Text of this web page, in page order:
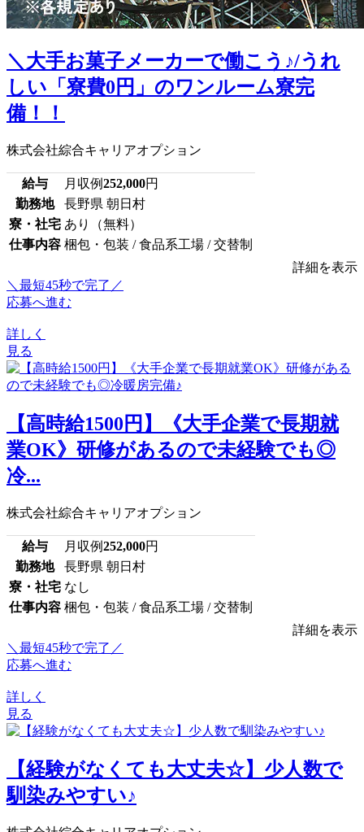
＼大手お菓子メーカーで働こう♪/うれ
しい「寮費0円」のワンルーム寮完
備！！
株式会社綜合キャリアオプション
給与 月収例252,000円
勤務地
長野県 朝日村
寮・社宅 あり（無料）
仕事内容 梱包・包装 / 食品系工場 / 交替制
詳細を表示
＼最短45秒で完了／
応募へ進む
詳しく
見る
【高時給1500円】《大手企業で長期就
業OK》研修があるので未経験でも◎
冷...
株式会社綜合キャリアオプション
給与 月収例252,000円
勤務地
長野県 朝日村
寮・社宅 なし
仕事内容 梱包・包装 / 食品系工場 / 交替制
詳細を表示
＼最短45秒で完了／
応募へ進む
詳しく
見る
【経験がなくても大丈夫☆】少人数で
馴染みやすい♪